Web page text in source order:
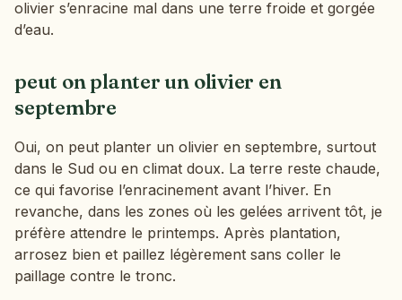
olivier s’enracine mal dans une terre froide et gorgée
d’eau.
peut on planter un olivier en
septembre
Oui, on peut planter un olivier en septembre, surtout
dans le Sud ou en climat doux. La terre reste chaude,
ce qui favorise l’enracinement avant l’hiver. En
revanche, dans les zones où les gelées arrivent tôt, je
préfère attendre le printemps. Après plantation,
arrosez bien et paillez légèrement sans coller le
paillage contre le tronc.